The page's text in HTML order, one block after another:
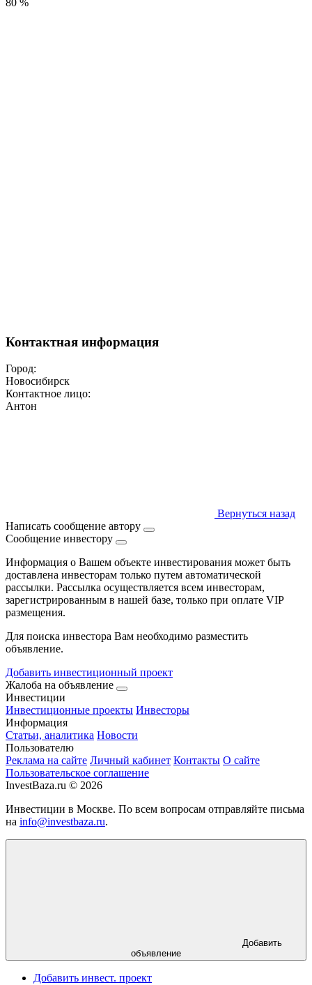
Контактная информация
Город:
Новосибирск
Контактное лицо:
Антон
Вернуться назад
Написать сообщение автору
Сообщение инвестору
Информация о Вашем объекте инвестирования может быть
доставлена инвесторам только путем автоматической
рассылки. Рассылка осуществляется всем инвесторам,
зарегистрированным в нашей базе, только при оплате VIP
размещения.
Для поиска инвестора Вам необходимо разместить
объявление.
Добавить инвестиционный проект
Жалоба на объявление
Инвестиции
Инвестиционные проекты Инвесторы
Информация
Статьи, аналитика Новости
Пользователю
Реклама на сайте Личный кабинет Контакты О сайте
Пользовательское соглашение
InvestBaza.ru © 2026
Инвестиции в Москве. По всем вопросам отправляйте письма
на info@investbaza.ru.
Добавить
объявление
Добавить инвест. проект